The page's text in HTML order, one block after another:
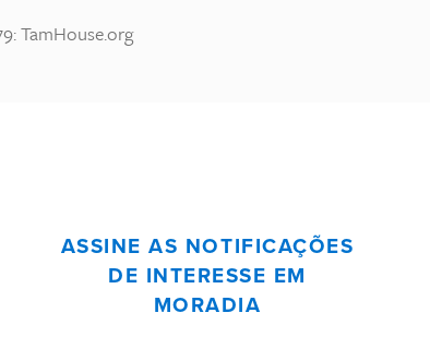
TamHouse.org
ASSINE AS NOTIFICAÇÕES
DE INTERESSE EM
MORADIA